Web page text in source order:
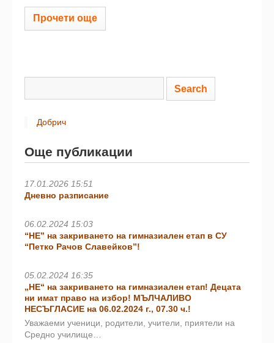
Прочети още
Добрич
Още публикации
17.01.2026 15:51
Дневно разписание
06.02.2024 15:03
“НЕ” на закриването на гимназиален етап в СУ
“Петко Рачов Славейков”!
05.02.2024 16:35
„НЕ“ на закриването на гимназиален етап! Децата
ни имат право на избор! МЪЛЧАЛИВО
НЕСЪГЛАСИЕ на 06.02.2024 г., 07.30 ч.!
Уважаеми ученици, родители, учители, приятели на
Средно училище…